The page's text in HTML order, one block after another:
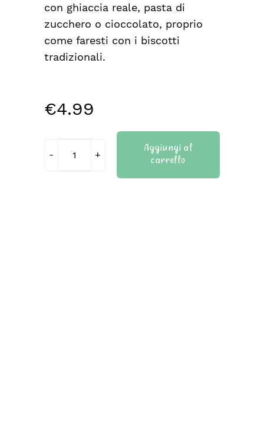
con ghiaccia reale, pasta di
zucchero o cioccolato, proprio
come faresti con i biscotti
tradizionali.
€4.99
Pasta
Aggiungi al
carrello